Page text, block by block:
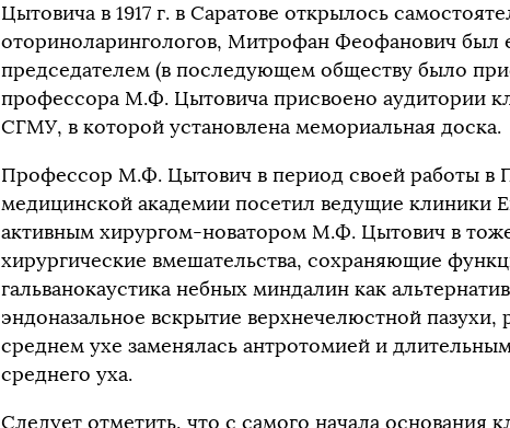
Цытовича в 1917 г. в Саратове открылось
оториноларингологов, Митрофан Феофанович был
председателем (в последующем обществу было
профессора М.Ф. Цытовича присвоено аудитории
СГМУ, в которой установлена мемориальная доска.
Профессор М.Ф. Цытович в период своей работы в
медицинской академии посетил ведущие клиники
активным хирургом-новатором М.Ф. Цытович в
хирургические вмешательства, сохраняющие
гальванокаустика небных миндалин как
эндоназальное вскрытие верхнечелюстной пазухи,
среднем ухе заменялась антротомией и
среднего уха.
Следует отметить, что с самого начала